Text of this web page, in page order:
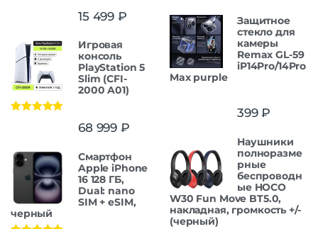
15 499 ₽
Игровая
консоль
PlayStation 5
Slim (CFI-
2000 A01)
68 999 ₽
Смартфон
Apple iPhone
16 128 ГБ,
Dual: nano
SIM + eSIM,
черный
Защитнoe
cтекло для
камеры
Remax GL-59
iP14Pro/14Pro
Max purple
399₽
Наушники
полноразме
рные
беспроводн
ые HOCO
W30 Fun Move BT5.0,
накладная, громкость +/-
(черный)